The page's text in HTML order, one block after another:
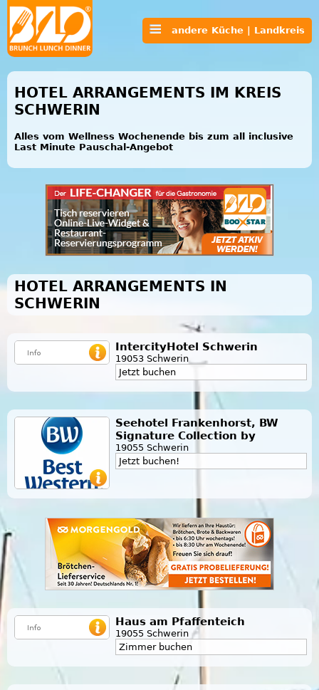
andere Küche | Landkreis
HOTEL ARRANGEMENTS IM KREIS
SCHWERIN
Alles vom Wellness Wochenende bis zum all inclusive
Last Minute Pauschal-Angebot
HOTEL ARRANGEMENTS IN
SCHWERIN
IntercityHotel Schwerin
19053 Schwerin
Jetzt buchen
Seehotel Frankenhorst, BW
Signature Collection by
19055 Schwerin
Jetzt buchen!
Haus am Pfaffenteich
19055 Schwerin
Zimmer buchen